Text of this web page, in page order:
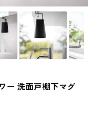
ー 洗面戸棚下マグ